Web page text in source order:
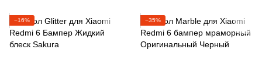
−16% −35%